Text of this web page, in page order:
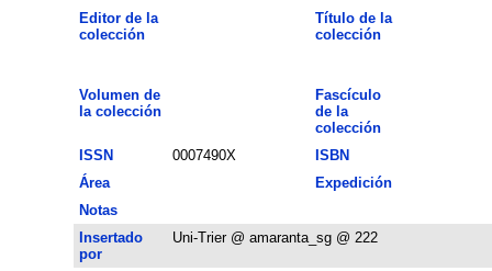
Editor de la
colección
Título de la
colección
Volumen de
la colección
Fascículo
de la
colección
ISSN
0007490X
ISBN
Área
Expedición
Notas
Insertado
por
Uni-Trier @ amaranta_sg @ 222